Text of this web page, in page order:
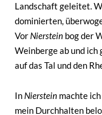
Landschaft geleitet.
dominierten,
Vor Nierstein bog der
Weinberge ab und
auf das Tal und den
In Nierstein machte
mein Durchhalten